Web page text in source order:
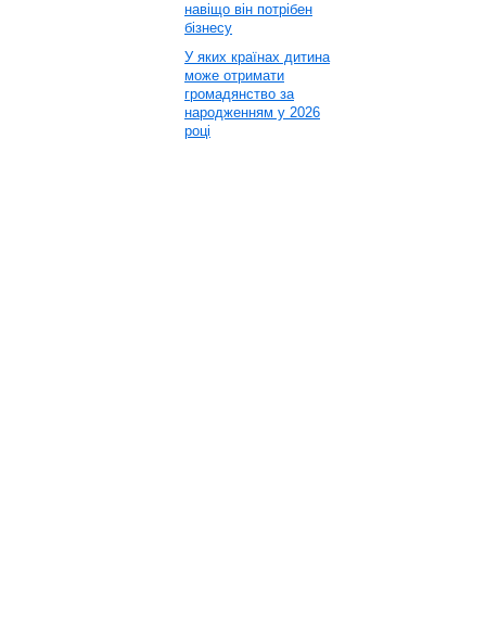
навіщо він потрібен
бізнесу
У яких країнах дитина
може отримати
громадянство за
народженням у 2026
році